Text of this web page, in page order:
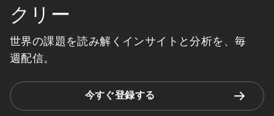
クリー
世界の課題を読み解くインサイトと分析を、毎
週配信。
今すぐ登録する